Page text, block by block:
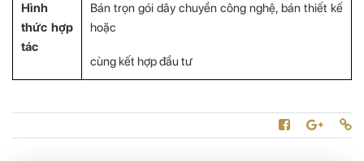
Hình
thức hợp
tác
Bán trọn gói dây chuyền công nghệ, bán thiết kế
hoặc
cùng kết hợp đầu tư